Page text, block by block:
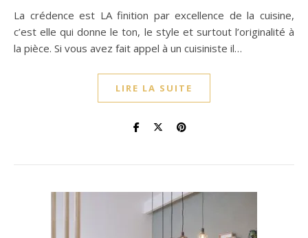
La crédence est LA finition par excellence de la cuisine,
c’est elle qui donne le ton, le style et surtout l’originalité à
la pièce. Si vous avez fait appel à un cuisiniste il…
LIRE LA SUITE